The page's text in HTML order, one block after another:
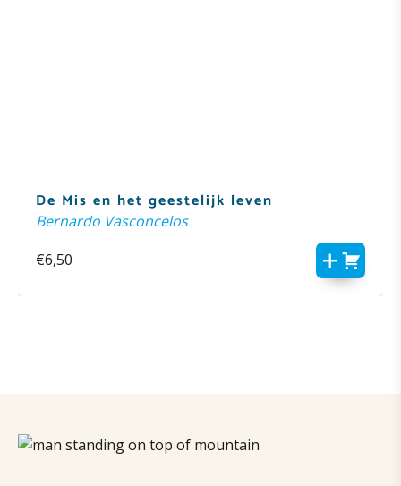
De Mis en het geestelijk leven
Bernardo Vasconcelos
€6,50